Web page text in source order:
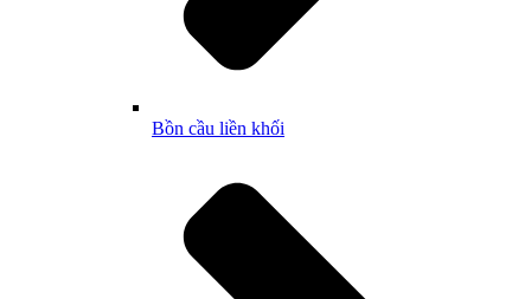
Bồn cầu liền khối